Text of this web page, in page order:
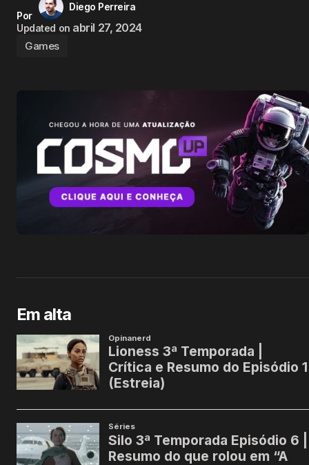
Por
Diego Perreira
Updated on abril 27, 2024
Games
Em alta